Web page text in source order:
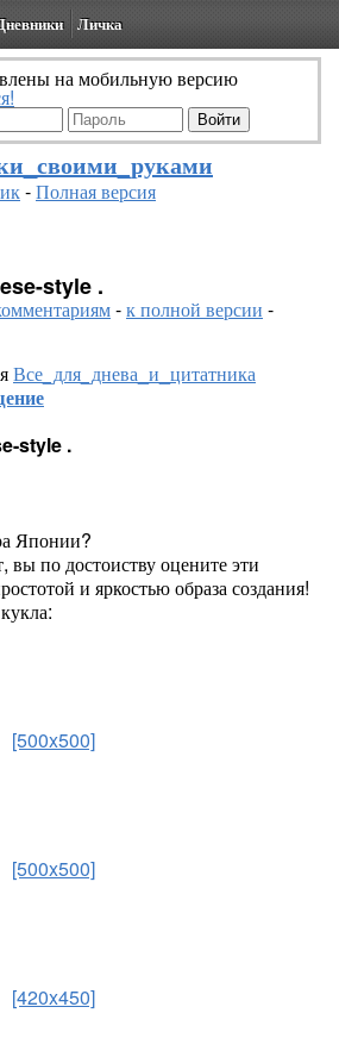
Личка
на мобильную версию
-Полная версия
style .
-к полной версии -
Все_для_днева_и_цитатника
style .
Японии?
по достоиству оцените эти
и яркостью образа создания!
[500x500]
[500x500]
[420x450]